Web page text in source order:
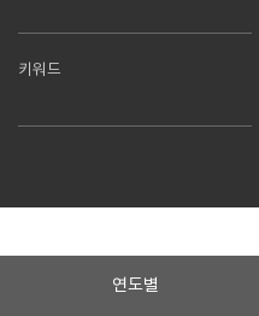
광고문의
키워드
연도별